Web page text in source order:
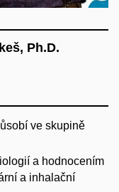
Ph.D.
ve skupině
a hodnocením
a inhalační